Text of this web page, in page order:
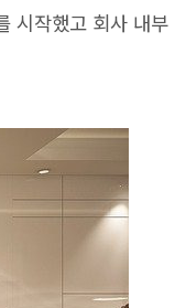
시작했고 회사 내부